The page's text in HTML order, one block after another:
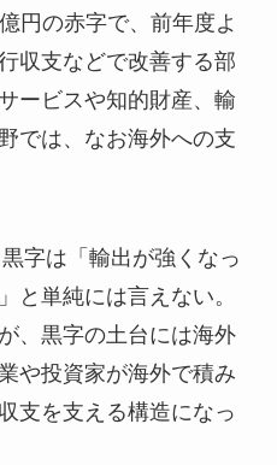
円の赤字で、前年度よ
収支などで改善する部
ービスや知的財産、輸
では、なお海外への支
字は「輸出が強くなっ
と単純には言えない。
、黒字の土台には海外
や投資家が海外で積み
支を支える構造になっ